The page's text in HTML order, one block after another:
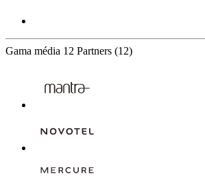
Gama média 12 Partners (12)